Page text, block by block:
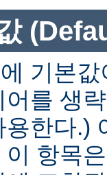
기본
어를 생
용한다.)
이 항목